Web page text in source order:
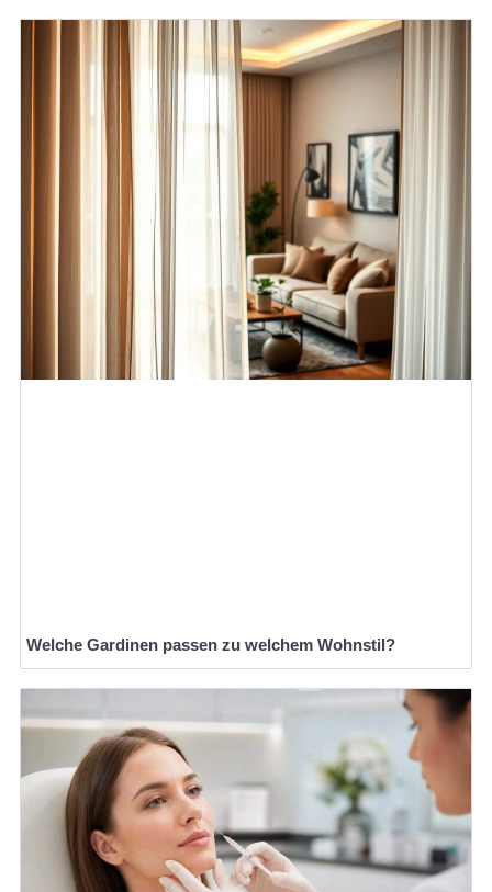
Welche Gardinen passen zu welchem Wohnstil?